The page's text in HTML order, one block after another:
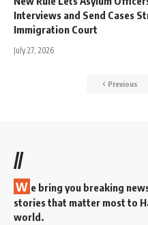
Interviews and Send Cases
Immigration Court
July 27, 2026
Previous
//
W e bring you breaking
stories that matter most to
world.